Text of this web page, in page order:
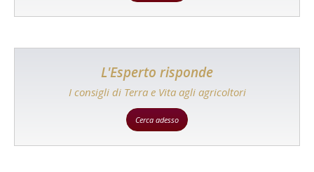
L'Esperto risponde
I consigli di Terra e Vita agli agricoltori
Cerca adesso